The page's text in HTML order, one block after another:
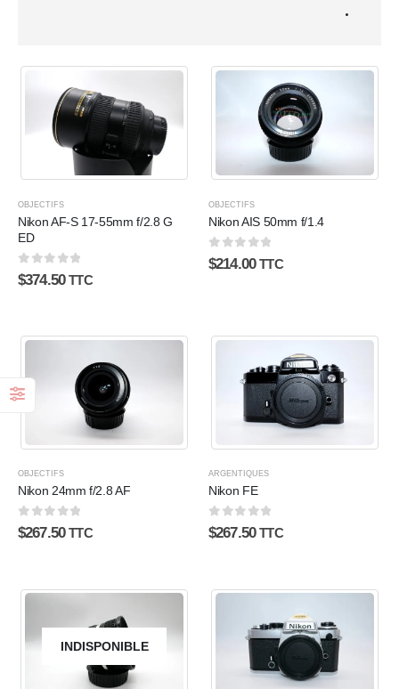
OBJECTIFS
Nikon AF-S 17-55mm f/2.8 G
ED
0sur 5
$374.50 TTC
OBJECTIFS
Nikon AIS 50mm f/1.4
0sur 5
$214.00 TTC
OBJECTIFS
Nikon 24mm f/2.8 AF
0sur 5
$267.50 TTC
ARGENTIQUES
Nikon FE
0sur 5
$267.50 TTC
INDISPONIBLE